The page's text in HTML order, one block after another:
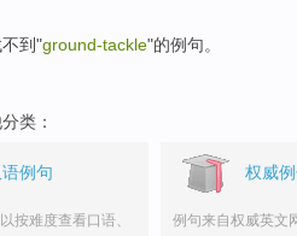
到"ground-tackle"的例句。
类：
例句
按难度查看口语、
权威
例句来自权威英文